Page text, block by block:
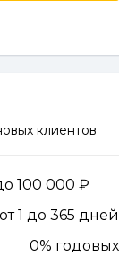
клиентов
100 000
от 1 до 365 дней
0% годовых